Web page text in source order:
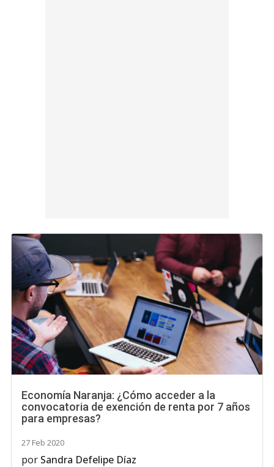
Economía Naranja: ¿Cómo acceder a la
convocatoria de exención de renta por 7 años
para empresas?
27 Feb 2020
por Sandra Defelipe Díaz